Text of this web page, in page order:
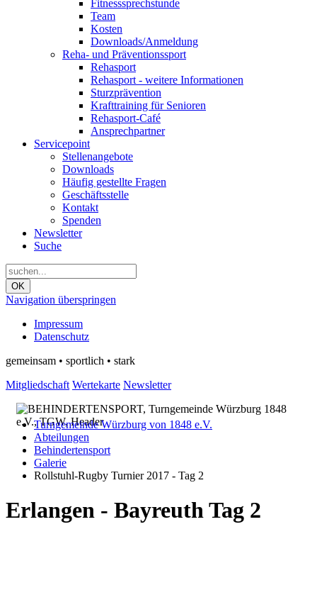
Fitnesssprechstunde
Team
Kosten
Downloads/Anmeldung
Reha- und Präventionssport
Rehasport
Rehasport - weitere Informationen
Sturzprävention
Krafttraining für Senioren
Rehasport-Café
Ansprechpartner
Servicepoint
Stellenangebote
Downloads
Häufig gestellte Fragen
Geschäftsstelle
Kontakt
Spenden
Newsletter
Suche
OK
Navigation überspringen
Impressum
Datenschutz
gemeinsam • sportlich • stark
Mitgliedschaft Wertekarte Newsletter
Turngemeinde Würzburg von 1848 e.V.
Abteilungen
Behindertensport
Galerie
Rollstuhl-Rugby Turnier 2017 - Tag 2
Erlangen - Bayreuth Tag 2